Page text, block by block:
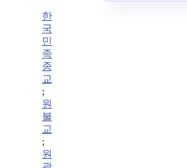
한
국
민
족
종
교
;
원
불
교
;
원